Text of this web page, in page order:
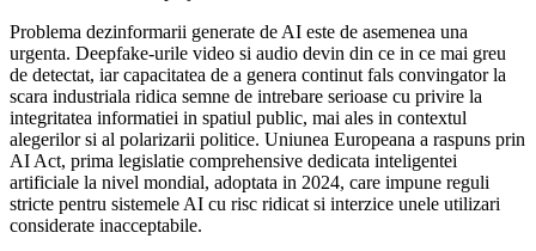
Problema dezinformarii generate de AI este de asemenea una
urgenta. Deepfake-urile video si audio devin din ce in ce mai greu
de detectat, iar capacitatea de a genera continut fals convingator la
scara industriala ridica semne de intrebare serioase cu privire la
integritatea informatiei in spatiul public, mai ales in contextul
alegerilor si al polarizarii politice. Uniunea Europeana a raspuns prin
AI Act, prima legislatie comprehensive dedicata inteligentei
artificiale la nivel mondial, adoptata in 2024, care impune reguli
stricte pentru sistemele AI cu risc ridicat si interzice unele utilizari
considerate inacceptabile.